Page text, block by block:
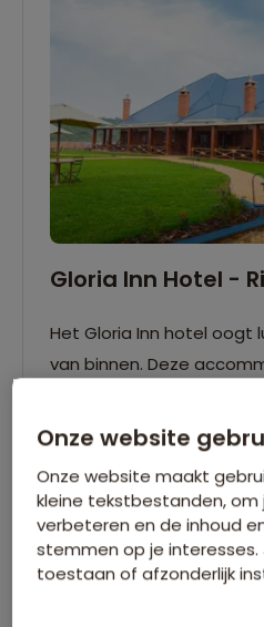
Gloria Inn Hotel -
Het Gloria Inn hotel oogt
van binnen. Deze
centrum, zwembad, en
mooi bekleed en
meubilair. Tevens
badkamer, mini bar, en
Restaurant kun je terecht
en internationale
Lees verder
Wifi
Eigen
Onze website
Onze website maakt
kleine tekstbestanden, om
verbeteren en de inhoud
stemmen op je interesses.
toestaan of afzonderlijk